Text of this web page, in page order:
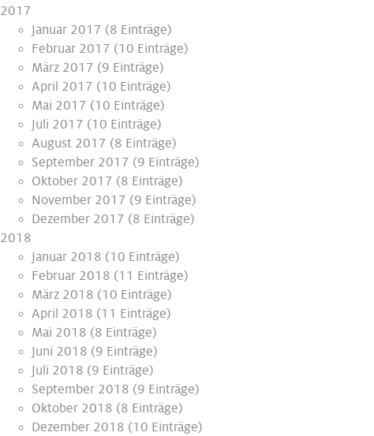
2017
Januar 2017 (8 Einträge)
Februar 2017 (10 Einträge)
März 2017 (9 Einträge)
April 2017 (10 Einträge)
Mai 2017 (10 Einträge)
Juli 2017 (10 Einträge)
August 2017 (8 Einträge)
September 2017 (9 Einträge)
Oktober 2017 (8 Einträge)
November 2017 (9 Einträge)
Dezember 2017 (8 Einträge)
2018
Januar 2018 (10 Einträge)
Februar 2018 (11 Einträge)
März 2018 (10 Einträge)
April 2018 (11 Einträge)
Mai 2018 (8 Einträge)
Juni 2018 (9 Einträge)
Juli 2018 (9 Einträge)
September 2018 (9 Einträge)
Oktober 2018 (8 Einträge)
Dezember 2018 (10 Einträge)